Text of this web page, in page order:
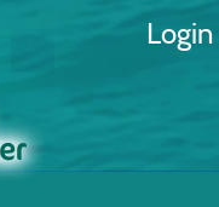
Login